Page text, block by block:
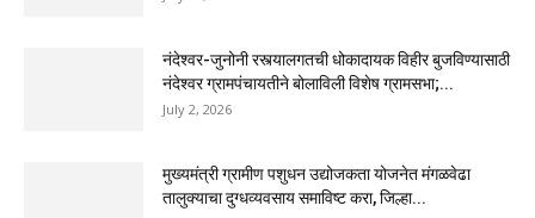
नंदेश्वर-जुनोनी रस्त्यालगतची धोकादायक विहीर बुजविण्यासाठी
नंदेश्वर ग्रामपंचायतीने बोलाविली विशेष ग्रामसभा;...
July 2, 2026
मुख्यमंत्री ग्रामीण पशुधन उद्योजकता योजनेत मंगळवेढा
तालुक्याचा दुग्धव्यवसाय समाविष्ट करा, जिल्हा...